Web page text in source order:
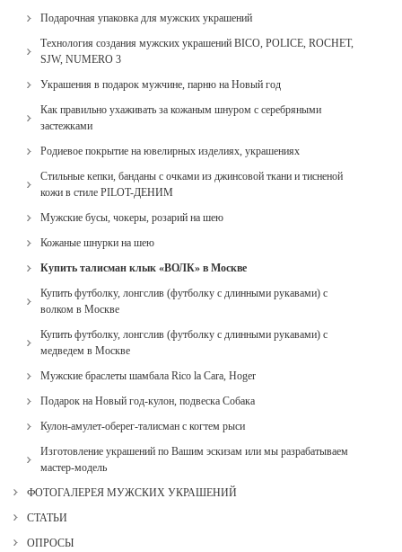
Подарочная упаковка для мужских украшений
Технология создания мужских украшений BICO, POLICE, ROCHET,
SJW, NUMERO 3
Украшения в подарок мужчине, парню на Новый год
Как правильно ухаживать за кожаным шнуром с серебряными
застежками
Родиевое покрытие на ювелирных изделиях, украшениях
Стильные кепки, банданы с очками из джинсовой ткани и тисненой
кожи в стиле PILOT-ДЕНИМ
Мужские бусы, чокеры, розарий на шею
Кожаные шнурки на шею
Купить талисман клык «ВОЛК» в Москве
Купить футболку, лонгслив (футболку с длинными рукавами) с
волком в Москве
Купить футболку, лонгслив (футболку с длинными рукавами) с
медведем в Москве
Мужские браслеты шамбала Rico la Cara, Hoger
Подарок на Новый год-кулон, подвеска Собака
Кулон-амулет-оберег-талисман с когтем рыси
Изготовление украшений по Вашим эскизам или мы разрабатываем
мастер-модель
ФОТОГАЛЕРЕЯ МУЖСКИХ УКРАШЕНИЙ
СТАТЬИ
ОПРОСЫ